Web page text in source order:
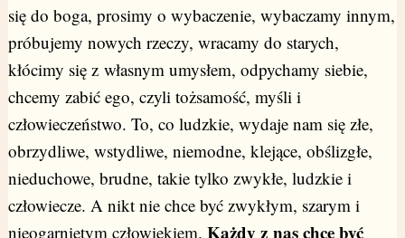
się do boga, prosimy o wybaczenie, wybaczamy innym,
próbujemy nowych rzeczy, wracamy do starych,
kłócimy się z własnym umysłem, odpychamy siebie,
chcemy zabić ego, czyli tożsamość, myśli i
człowieczeństwo. To, co ludzkie, wydaje nam się złe,
obrzydliwe, wstydliwe, niemodne, klejące, obślizgłe,
nieduchowe, brudne, takie tylko zwykłe, ludzkie i
człowiecze. A nikt nie chce być zwykłym, szarym i
nieogarniętym człowiekiem. Każdy z nas chce być